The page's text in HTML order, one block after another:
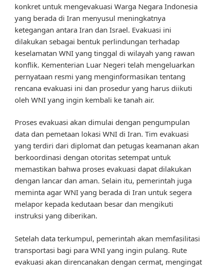
konkret untuk mengevakuasi Warga Negara Indonesia
yang berada di Iran menyusul meningkatnya
ketegangan antara Iran dan Israel. Evakuasi ini
dilakukan sebagai bentuk perlindungan terhadap
keselamatan WNI yang tinggal di wilayah yang rawan
konflik. Kementerian Luar Negeri telah mengeluarkan
pernyataan resmi yang menginformasikan tentang
rencana evakuasi ini dan prosedur yang harus diikuti
oleh WNI yang ingin kembali ke tanah air.
Proses evakuasi akan dimulai dengan pengumpulan
data dan pemetaan lokasi WNI di Iran. Tim evakuasi
yang terdiri dari diplomat dan petugas keamanan akan
berkoordinasi dengan otoritas setempat untuk
memastikan bahwa proses evakuasi dapat dilakukan
dengan lancar dan aman. Selain itu, pemerintah juga
meminta agar WNI yang berada di Iran untuk segera
melapor kepada kedutaan besar dan mengikuti
instruksi yang diberikan.
Setelah data terkumpul, pemerintah akan memfasilitasi
transportasi bagi para WNI yang ingin pulang. Rute
evakuasi akan direncanakan dengan cermat, mengingat